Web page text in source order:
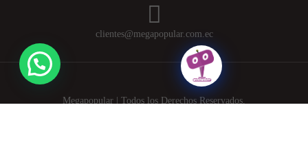
clientes@megapopular.com.ec
Megapopular | Todos los Derechos Reservados.